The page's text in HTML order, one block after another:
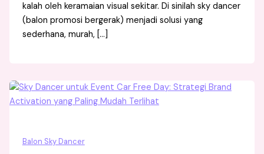
kalah oleh keramaian visual sekitar. Di sinilah sky dancer
(balon promosi bergerak) menjadi solusi yang
sederhana, murah, […]
Balon Sky Dancer